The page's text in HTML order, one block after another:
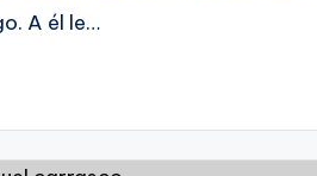
A él le…